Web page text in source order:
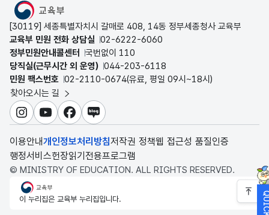
MOE
[30119] 세종특별자치시 갈매로 408, 14동 정부세종청사 교육부
교육부 민원 전화 상담실 02-6222-6060
정부민원안내콜센터
국번없이 110
당직실(근무시간 외 운영) 044-203-6118
민원 팩스번호 02-2110-0674(유료, 평일 09시~18시)
찾아오시는 길
인스타그램
유튜브페이스북
블로그
이용안내개인정보처리방침저작권 정책웹 접근성 품질인증
행정서비스헌장읽기전용프로그램
© MINISTRY OF EDUCATION. ALL RIGHTS RESERVED.
교육부
이 누리집은 교육부 누리집입니다.